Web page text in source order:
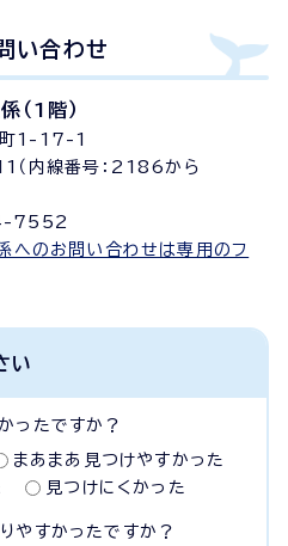
い合わせ
（1階）
1-17-1
内線番号：2186から
7552
へのお問い合わせは専用のフ
い
ったですか？
まあまあ見つけやすかった
見つけにくかった
やすかったですか？